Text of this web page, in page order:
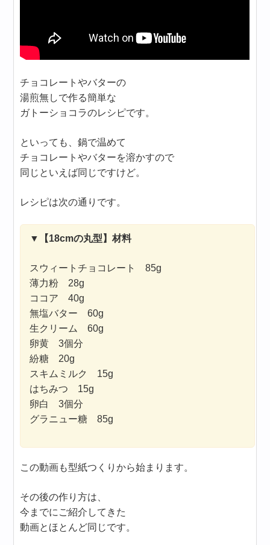
チョコレートやバターの
湯煎無しで作る簡単な
ガトーショコラのレシピです。
といっても、鍋で温めて
チョコレートやバターを溶かすので
同じといえば同じですけど。
レシピは次の通りです。
▼ 【18cmの丸型】材料
スウィートチョコレート 85g
薄力粉 28g
ココア 40g
無塩バター 60g
生クリーム 60g
卵黄 3個分
紛糖 20g
スキムミルク 15g
はちみつ 15g
卵白 3個分
グラニュー糖 85g
この動画も型紙つくりから始まります。
その後の作り方は、
今までにご紹介してきた
動画とほとんど同じです。